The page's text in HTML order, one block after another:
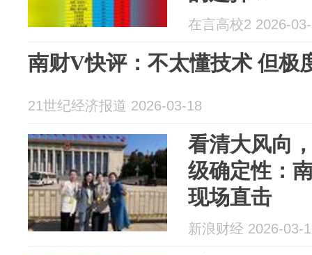
在言高校2 2026-
南财V快评：不太懂技术 但极
21世纪经济报道 2026-03-18
看清大风向
级确定性：
现场直击
新浪财经 2026-03-